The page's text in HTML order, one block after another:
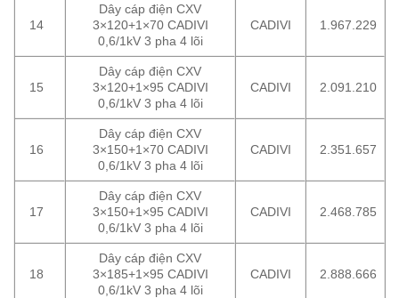
14
Dây cáp điện CXV
3×120+1×70 CADIVI
0,6/1kV 3 pha 4 lõi
CADIVI 1.967.229
15
Dây cáp điện CXV
3×120+1×95 CADIVI
0,6/1kV 3 pha 4 lõi
CADIVI 2.091.210
16
Dây cáp điện CXV
3×150+1×70 CADIVI
0,6/1kV 3 pha 4 lõi
CADIVI 2.351.657
17
Dây cáp điện CXV
3×150+1×95 CADIVI
0,6/1kV 3 pha 4 lõi
CADIVI 2.468.785
18
Dây cáp điện CXV
3×185+1×95 CADIVI
0,6/1kV 3 pha 4 lõi
CADIVI 2.888.666